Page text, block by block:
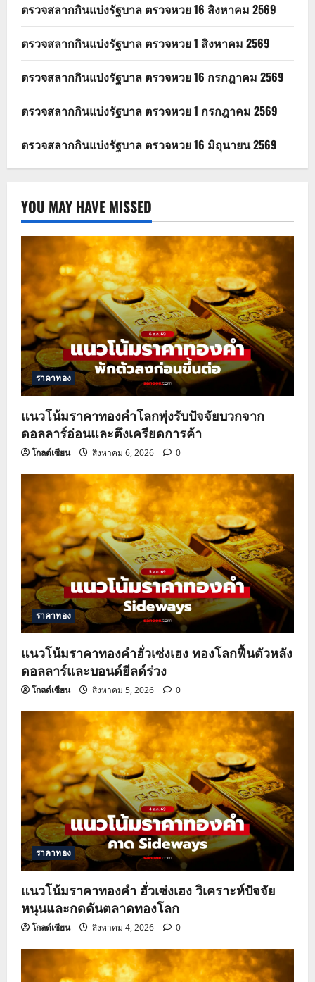
ตรวจสลากกินแบ่งรัฐบาล ตรวจหวย 16 สิงหาคม 2569
ตรวจสลากกินแบ่งรัฐบาล ตรวจหวย 1 สิงหาคม 2569
ตรวจสลากกินแบ่งรัฐบาล ตรวจหวย 16 กรกฎาคม 2569
ตรวจสลากกินแบ่งรัฐบาล ตรวจหวย 1 กรกฎาคม 2569
ตรวจสลากกินแบ่งรัฐบาล ตรวจหวย 16 มิถุนายน 2569
YOU MAY HAVE MISSED
ราคาทอง
แนวโน้มราคาทองคำโลกพุ่งรับปัจจัยบวกจาก
ดอลลาร์อ่อนและตึงเครียดการค้า
โกลด์เซียน สิงหาคม 6, 2026 0
ราคาทอง
แนวโน้มราคาทองคำฮั่วเซ่งเฮง ทองโลกฟื้นตัวหลัง
ดอลลาร์และบอนด์ยีลด์ร่วง
โกลด์เซียน สิงหาคม 5, 2026 0
ราคาทอง
แนวโน้มราคาทองคำ ฮั่วเซ่งเฮง วิเคราะห์ปัจจัย
หนุนและกดดันตลาดทองโลก
โกลด์เซียน สิงหาคม 4, 2026 0